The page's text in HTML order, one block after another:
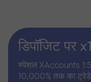
डिपॉजिट पर
स्पेशल XAccounts
10,000% तक का